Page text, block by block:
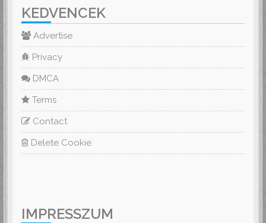
KEDVENCEK
Advertise
Privacy
DMCA
Terms
Contact
Delete Cookie
IMPRESSZUM